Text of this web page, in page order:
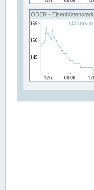
ODER - Eisenhüttenstadt